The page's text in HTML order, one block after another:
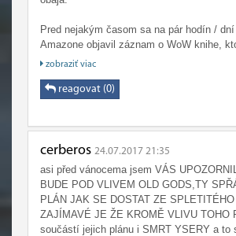
Pred nejakým časom sa na pár hodín /
Amazone objavil záznam o WoW knihe,
prekladal príbližne na "Trolské Vojny", ale
zobraziť viac
reagovat (0)
cerberos 24.07.2017 21:35
asi před vánocema jsem VÁS
BUDE POD VLIVEM OLD GODS,TY
PLÁN JAK SE DOSTAT ZE
ZAJÍMAVÉ JE ŽE KROMĚ VLIVU TOHO
součástí jejich plánu i SMRT YSERY a to